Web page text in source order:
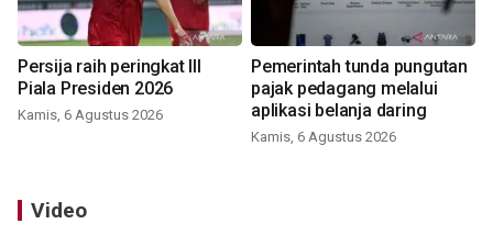
Persija raih peringkat III
Piala Presiden 2026
Kamis, 6 Agustus 2026
Pemerintah tunda pungutan
pajak pedagang melalui
aplikasi belanja daring
Kamis, 6 Agustus 2026
Video